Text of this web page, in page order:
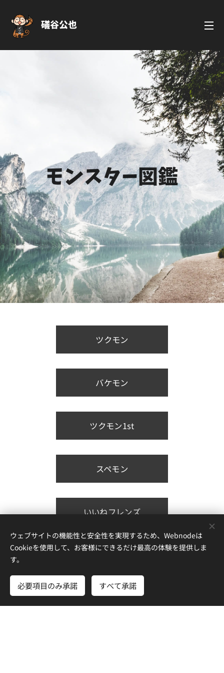
礒谷公也
モンスター図鑑
ツクモン
バケモン
ツクモン1st
スペモン
いいねフレンズ
神獣
シャチョモン
ウェブサイトの機能性と安全性を実現するため、Webnodeは
Cookieを使用して、お客様にできるだけ最高の体験を提供しま
す。
必要項目のみ承諾 すべて承諾